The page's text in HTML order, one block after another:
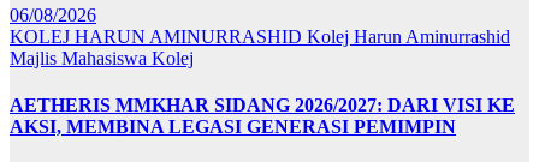
06/08/2026
KOLEJ HARUN AMINURRASHID Kolej Harun Aminurrashid
Majlis Mahasiswa Kolej
AETHERIS MMKHAR SIDANG 2026/2027: DARI VISI KE
AKSI, MEMBINA LEGASI GENERASI PEMIMPIN